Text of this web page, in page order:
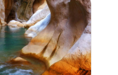
from
$ 55